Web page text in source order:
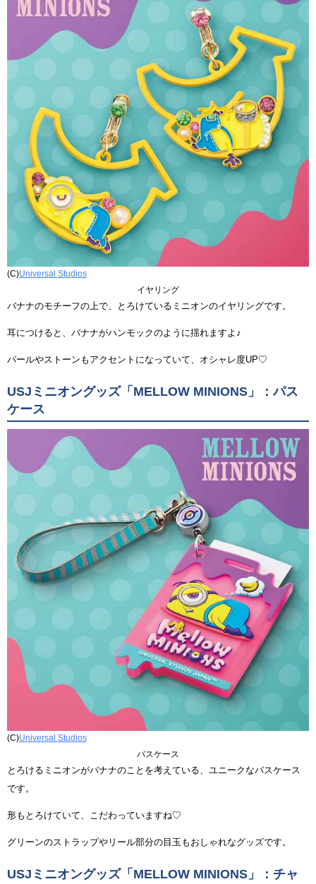
(C)Universal Studios
イヤリング
バナナのモチーフの上で、とろけているミニオンのイヤリングです。
耳につけると、バナナがハンモックのように揺れますよ♪
パールやストーンもアクセントになっていて、オシャレ度UP♡
USJミニオングッズ「MELLOW MINIONS」：パス
ケース
(C)Universal Studios
パスケース
とろけるミニオンがバナナのことを考えている、ユニークなパスケース
です。
形もとろけていて、こだわっていますね♡
グリーンのストラップやリール部分の目玉もおしゃれなグッズです。
USJミニオングッズ「MELLOW MINIONS」：チャ